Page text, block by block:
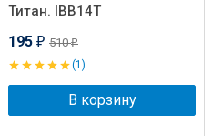
Титан. IBB14T
195 ₽ 510₽
(1)
В корзину